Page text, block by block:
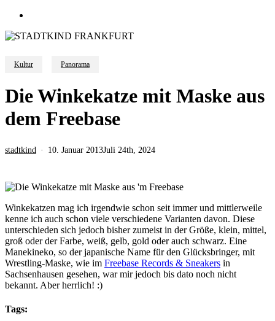
Kultur Panorama
Die Winkekatze mit Maske aus
dem Freebase
stadtkind 10. Januar 2013Juli 24th, 2024
Winkekatzen mag ich irgendwie schon seit immer und mittlerweile
kenne ich auch schon viele verschiedene Varianten davon. Diese
unterschieden sich jedoch bisher zumeist in der Größe, klein, mittel,
groß oder der Farbe, weiß, gelb, gold oder auch schwarz. Eine
Manekineko, so der japanische Name für den Glücksbringer, mit
Wrestling-Maske, wie im Freebase Records & Sneakers in
Sachsenhausen gesehen, war mir jedoch bis dato noch nicht
bekannt. Aber herrlich! :)
Tags: